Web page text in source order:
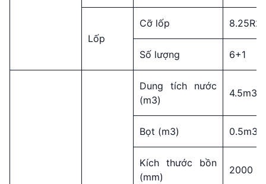
Lốp
Cỡ lốp
Số lượng 6+1
Dung tích nước
(m3)
4.5m3
Bọt (m3) 0.5m3
Kích thước bồn
(mm)
2000 x